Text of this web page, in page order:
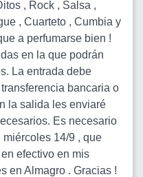
, Rock , Salsa ,
, Cuarteto , Cumbia y
a perfumarse bien !
en la que podrán
La entrada debe
bancaria o
la salida les enviaré
Es necesario
14/9 , que
efectivo en mis
en Almagro . Gracias !